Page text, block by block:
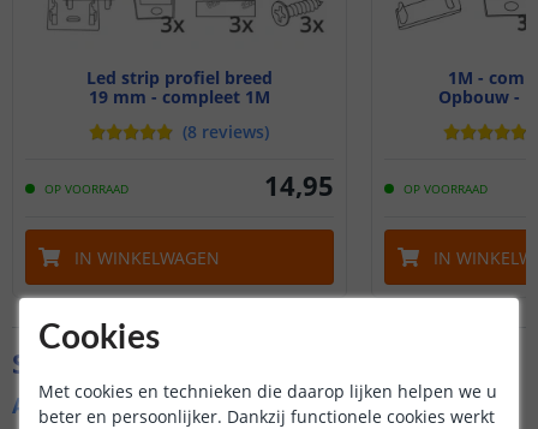
Led strip profiel breed
19 mm - compleet 1M
(8 reviews)
OP VOORRAAD 14,95
IN WINKELWAGEN
1M -
Opbouw -
OP VOORRAAD
IN
Specificaties
Algemene kenmerken
Cookies
Met cookies en technieken die daarop lijken helpen we u
beter en persoonlijker. Dankzij functionele cookies werkt